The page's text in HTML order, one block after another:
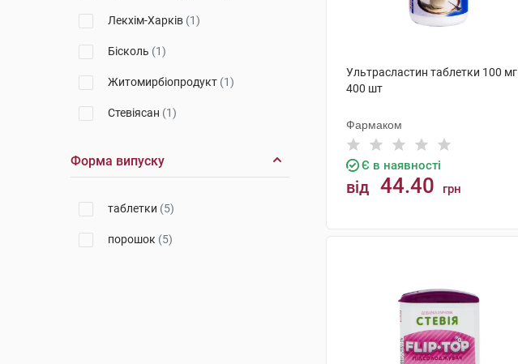
Лекхім-Харків (1)
Бісколь (1)
Житомирбіопродукт (1)
Стевіясан (1)
Форма випуску
таблетки (5)
порошок (5)
Ультрасластин таблетки 100 мг
400 шт
Фармаком
Є в наявності
від 44.40 грн